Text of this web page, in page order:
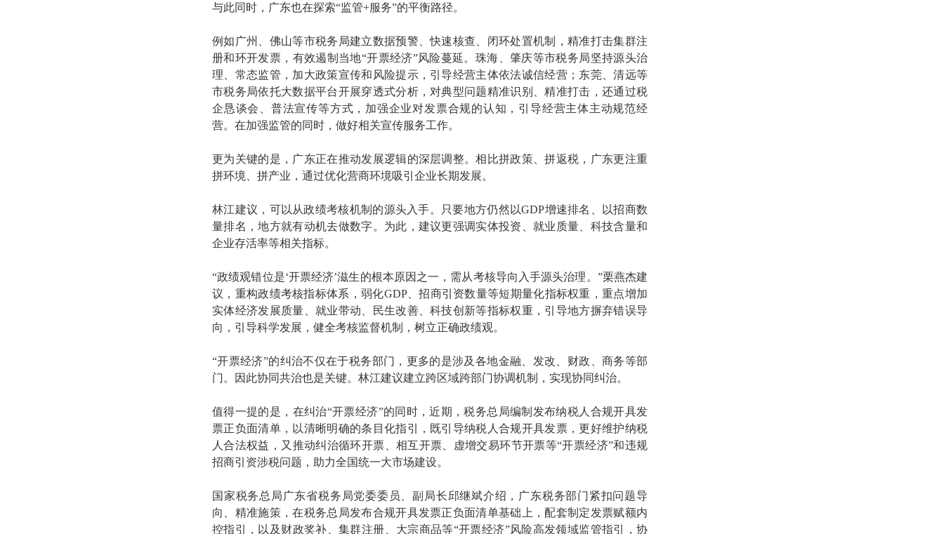
与此同时，广东也在探索“监管+服务”的平衡路径。
例如广州、佛山等市税务局建立数据预警、快速核查、闭环处置机制，精准打击集群注
册和环开发票，有效遏制当地“开票经济”风险蔓延。珠海、肇庆等市税务局坚持源头治
理、常态监管，加大政策宣传和风险提示，引导经营主体依法诚信经营；东莞、清远等
市税务局依托大数据平台开展穿透式分析，对典型问题精准识别、精准打击，还通过税
企恳谈会、普法宣传等方式，加强企业对发票合规的认知，引导经营主体主动规范经
营。在加强监管的同时，做好相关宣传服务工作。
更为关键的是，广东正在推动发展逻辑的深层调整。相比拼政策、拼返税，广东更注重
拼环境、拼产业，通过优化营商环境吸引企业长期发展。
林江建议，可以从政绩考核机制的源头入手。只要地方仍然以GDP增速排名、以招商数
量排名，地方就有动机去做数字。为此，建议更强调实体投资、就业质量、科技含量和
企业存活率等相关指标。
“政绩观错位是‘开票经济’滋生的根本原因之一，需从考核导向入手源头治理。”栗燕杰建
议，重构政绩考核指标体系，弱化GDP、招商引资数量等短期量化指标权重，重点增加
实体经济发展质量、就业带动、民生改善、科技创新等指标权重，引导地方摒弃错误导
向，引导科学发展，健全考核监督机制，树立正确政绩观。
“开票经济”的纠治不仅在于税务部门，更多的是涉及各地金融、发改、财政、商务等部
门。因此协同共治也是关键。林江建议建立跨区域跨部门协调机制，实现协同纠治。
值得一提的是，在纠治“开票经济”的同时，近期，税务总局编制发布纳税人合规开具发
票正负面清单，以清晰明确的条目化指引，既引导纳税人合规开具发票，更好维护纳税
人合法权益，又推动纠治循环开票、相互开票、虚增交易环节开票等“开票经济”和违规
招商引资涉税问题，助力全国统一大市场建设。
国家税务总局广东省税务局党委委员、副局长邱继斌介绍，广东税务部门紧扣问题导
向、精准施策，在税务总局发布合规开具发票正负面清单基础上，配套制定发票赋额内
控指引，以及财政奖补、集群注册、大宗商品等“开票经济”风险高发领域监管指引，协